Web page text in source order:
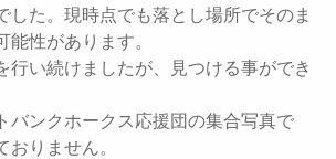
した。現時点でも落とし場所でそのま
能性があります。
行い続けましたが、見つける事ができ
バンクホークス応援団の集合写真で
おりません。